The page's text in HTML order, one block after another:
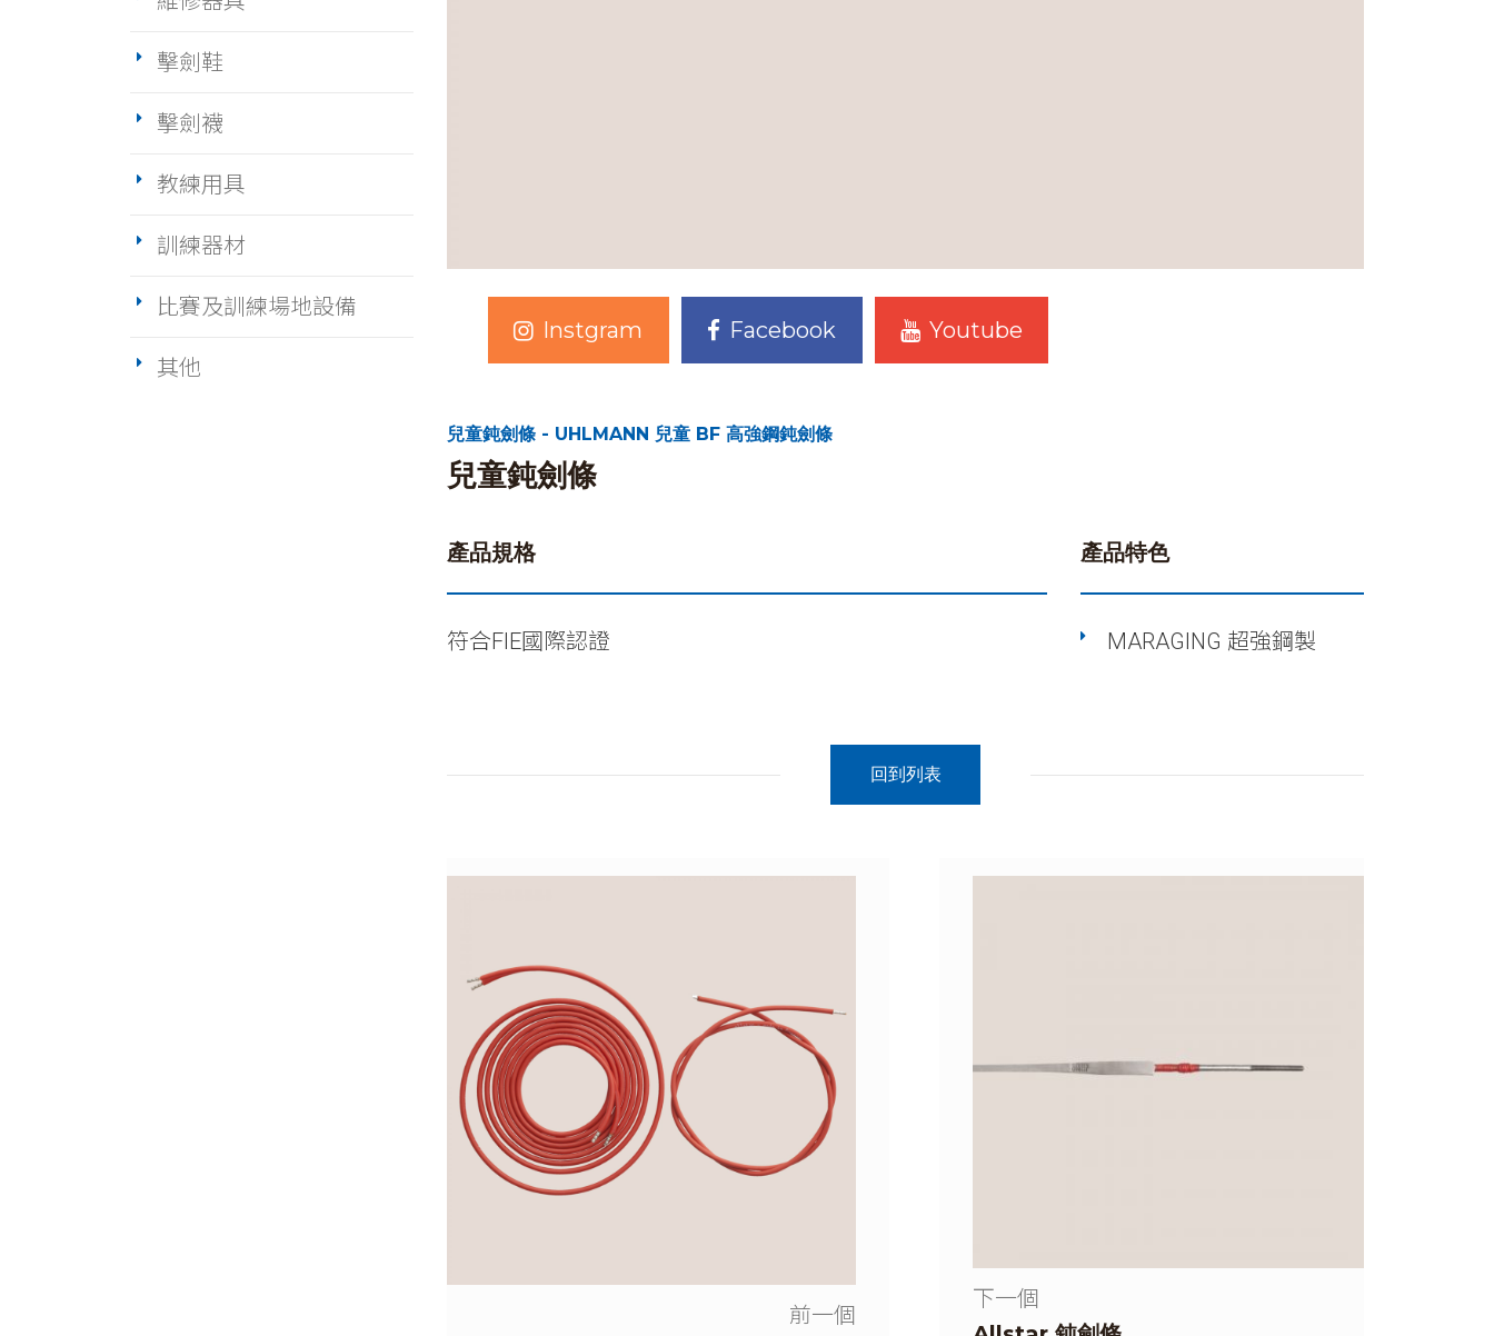
Instgram Facebook Youtube
兒童鈍劍條 - UHLMANN 兒童 BF 高強鋼鈍劍條
兒童鈍劍條
產品規格
符合FIE國際認證
產品特色
MARAGING 超強鋼製
回到列表
前一個
下一個
擊劍鞋
擊劍襪
教練用具
訓練器材
比賽及訓練場地設備
其他